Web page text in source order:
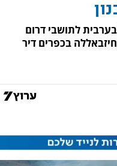
לתושבי דרום
בכפרים דיר